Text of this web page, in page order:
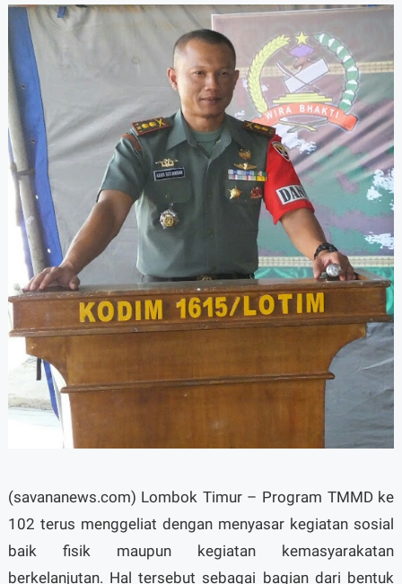
(savananews.com) Lombok Timur – Program TMMD ke
102 terus menggeliat dengan menyasar kegiatan sosial
baik fisik maupun kegiatan kemasyarakatan
berkelanjutan. Hal tersebut sebagai bagian dari bentuk